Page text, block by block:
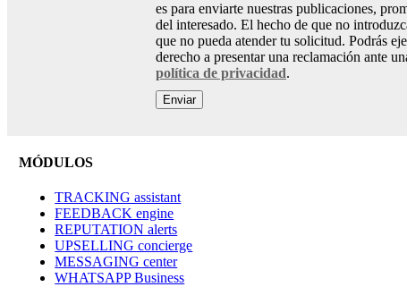
es para enviarte nuestras publicaciones,
del interesado. El hecho de que no
que no pueda atender tu solicitud. Podrás
derecho a presentar una reclamación ante
política de privacidad.
MÓDULOS
TRACKING assistant
FEEDBACK engine
REPUTATION alerts
UPSELLING concierge
MESSAGING center
WHATSAPP Business